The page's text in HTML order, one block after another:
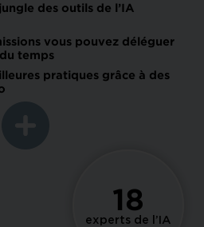
des outils de l’IA
vous pouvez déléguer
temps
pratiques grâce à des
18
experts de l’IA